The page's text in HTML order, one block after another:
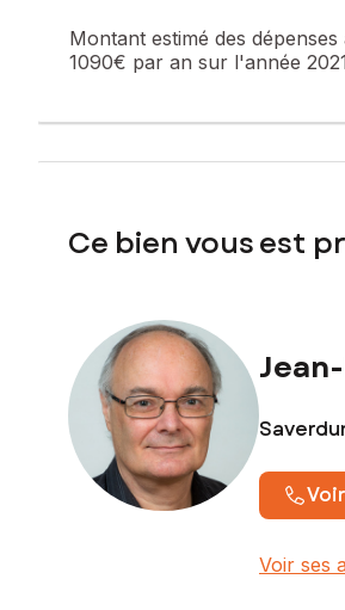
Montant estimé des
1090€ par an sur l'année
Ce bien vous est
Voir ses